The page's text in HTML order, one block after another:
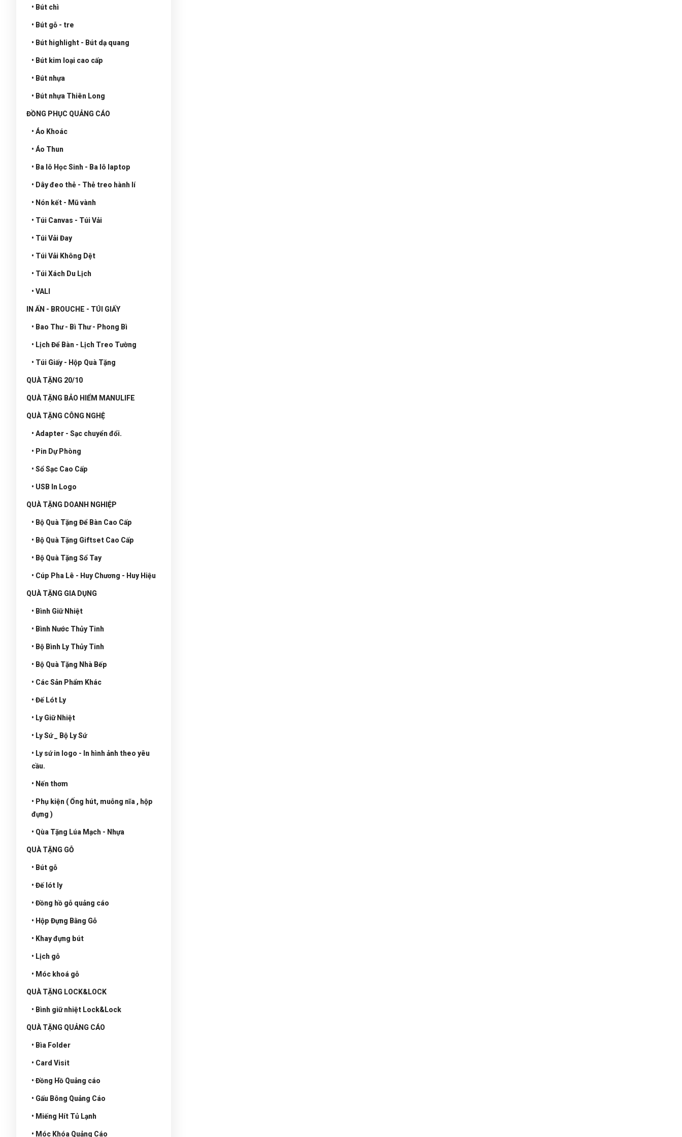
• Bút chì
• Bút gỗ - tre
• Bút highlight - Bút dạ quang
• Bút kim loại cao cấp
• Bút nhựa
• Bút nhựa Thiên Long
ĐỒNG PHỤC QUẢNG CÁO
• Áo Khoác
• Áo Thun
• Ba lô Học Sinh - Ba lô laptop
• Dây đeo thẻ - Thẻ treo hành lí
• Nón kết - Mũ vành
• Túi Canvas - Túi Vải
• Túi Vải Đay
• Túi Vải Không Dệt
• Túi Xách Du Lịch
• VALI
IN ẤN - BROUCHE - TÚI GIẤY
• Bao Thư - Bì Thư - Phong Bì
• Lịch Để Bàn - Lịch Treo Tường
• Túi Giấy - Hộp Quà Tặng
QUÀ TẶNG 20/10
QUÀ TẶNG BẢO HIỂM MANULIFE
QUÀ TẶNG CÔNG NGHỆ
• Adapter - Sạc chuyển đổi.
• Pin Dự Phòng
• Sổ Sạc Cao Cấp
• USB In Logo
QUÀ TẶNG DOANH NGHIỆP
• Bộ Quà Tặng Để Bàn Cao Cấp
• Bộ Quà Tặng Giftset Cao Cấp
• Bộ Quà Tặng Sổ Tay
• Cúp Pha Lê - Huy Chương - Huy Hiệu
QUÀ TẶNG GIA DỤNG
• Bình Giữ Nhiệt
• Bình Nước Thủy Tinh
• Bộ Bình Ly Thủy Tinh
• Bộ Quà Tặng Nhà Bếp
• Các Sản Phẩm Khác
• Đế Lót Ly
• Ly Giữ Nhiệt
• Ly Sứ _ Bộ Ly Sứ
• Ly sứ in logo - In hình ảnh theo yêu
cầu.
• Nến thơm
• Phụ kiện ( Ống hút, muỗng nĩa , hộp
đựng )
• Qùa Tặng Lúa Mạch - Nhựa
QUÀ TẶNG GỖ
• Bút gỗ
• Đế lót ly
• Đồng hồ gỗ quảng cáo
• Hộp Đựng Bằng Gỗ
• Khay đựng bút
• Lịch gỗ
• Móc khoá gỗ
QUÀ TẶNG LOCK&LOCK
• Bình giữ nhiệt Lock&Lock
QUÀ TẶNG QUẢNG CÁO
• Bìa Folder
• Card Visit
• Đồng Hồ Quảng cáo
• Gấu Bông Quảng Cáo
• Miếng Hít Tủ Lạnh
• Móc Khóa Quảng Cáo